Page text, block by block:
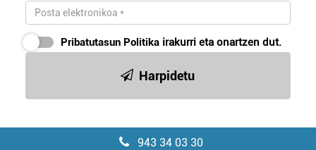
Pribatutasun Politika irakurri eta onartzen dut.
Harpidetu
943 34 03 30